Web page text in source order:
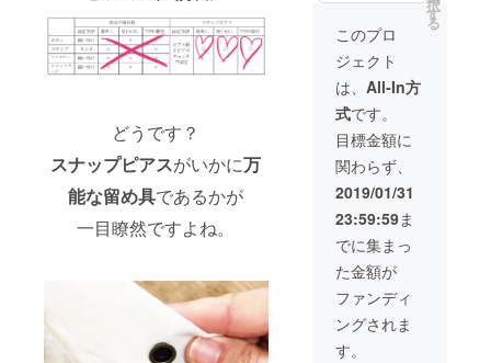
どうです？
スナップピアスがいかに万
能な留め具であるかが
一目瞭然ですよね。
す。
ござい
ます。
ご了承
下さ
い。 一
般未発
売のカ
スタマ
イズ企
画です
が ご参
考のた
め販売
中の製
品画像
を使用
してい
ます。
4cm 全
長8cm)
送料無
料（国
内の
み） 作
家：
Gabe
(曽我部
真由美)
2018年
9月
Japane
se
Female
Artists'
Showca
se シカ
ゴ出展
択
す
る
このプロ
ジェクト
は、 All-In方
式です。
目標金額に
関わらず、
2019/01/31
23:59:59ま
でに集まっ
た金額が
ファンディ
ングされま
す。